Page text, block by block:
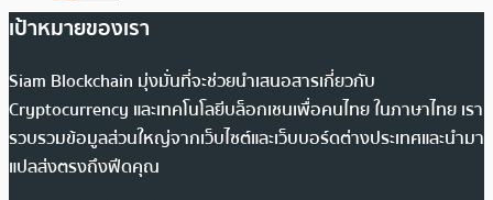
เป้าหมายของเรา
Siam Blockchain มุ่งมั่นที่จะช่วยนำเสนอสารเกี่ยวกับ
Cryptocurrency และเทคโนโลยีบล็อกเชนเพื่อคนไทย ในภาษาไทย เรา
รวบรวมข้อมูลส่วนใหญ่จากเว็บไซต์และเว็บบอร์ดต่างประเทศและนำมา
แปลส่งตรงถึงฟีดคุณ